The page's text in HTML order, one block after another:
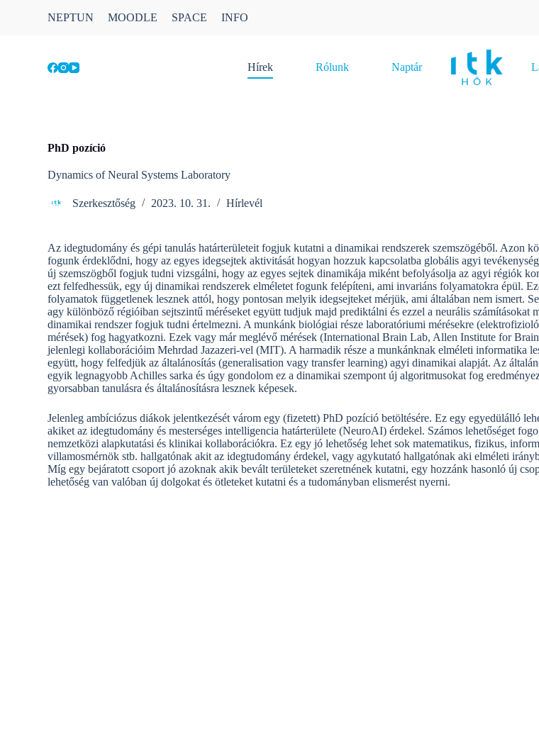
NEPTUN MOODLE SPACE INFO
Hírek Rólunk Naptár
PhD pozíció
Dynamics of Neural Systems Laboratory
Szerkesztőség 2023. 10. 31. Hírlevél
Az idegtudomány és gépi tanulás határterületeit fogjuk kutatni a dinamikai rendszerek szemszögéből. Azon
fogunk érdeklődni, hogy az egyes idegsejtek aktivitását hogyan hozzuk kapcsolatba globális agyi
új szemszögből fogjuk tudni vizsgálni, hogy az egyes sejtek dinamikája miként befolyásolja az agyi régiók
ezt felfedhessük, egy új dinamikai rendszerek elméletet fogunk felépíteni, ami invariáns folyamatokra épül.
folyamatok függetlenek lesznek attól, hogy pontosan melyik idegsejteket mérjük, ami általában nem ismert.
agy különböző régióiban sejtszintű méréseket együtt tudjuk majd prediktálni és ezzel a neurális számításokat
dinamikai rendszer fogjuk tudni értelmezni. A munkánk biológiai része laboratóriumi mérésekre
mérések) fog hagyatkozni. Ezek vagy már meglévő mérések (International Brain Lab, Allen Institute for
jelenlegi kollaborációim Mehrdad Jazazeri-vel (MIT). A harmadik része a munkánknak elméleti informatika
együtt, hogy felfedjük az általánosítás (generalisation vagy transfer learning) agyi dinamikai alapját. Az
egyik legnagyobb Achilles sarka és úgy gondolom ez a dinamikai szempont új algoritmusokat fog
gyorsabban tanulásra és általánosításra lesznek képesek.
Jelenleg ambíciózus diákok jelentkezését várom egy (fizetett) PhD pozíció betöltésére. Ez egy egyedülálló
akiket az idegtudomány és mesterséges intelligencia határterülete (NeuroAI) érdekel. Számos lehetőséget
nemzetközi alapkutatási és klinikai kollaborációkra. Ez egy jó lehetőség lehet sok matematikus, fizikus,
villamosmérnök stb. hallgatónak akit az idegtudomány érdekel, vagy agykutató hallgatónak aki elméleti
Míg egy bejáratott csoport jó azoknak akik bevált területeket szeretnének kutatni, egy hozzánk hasonló új
lehetőség van valóban új dolgokat és ötleteket kutatni és a tudományban elismerést nyerni.